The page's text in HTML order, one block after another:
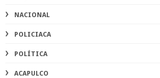
NACIONAL
POLICIACA
POLÍTICA
ACAPULCO